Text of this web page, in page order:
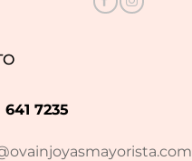
641 7235